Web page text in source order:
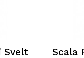
Svelt
Scala